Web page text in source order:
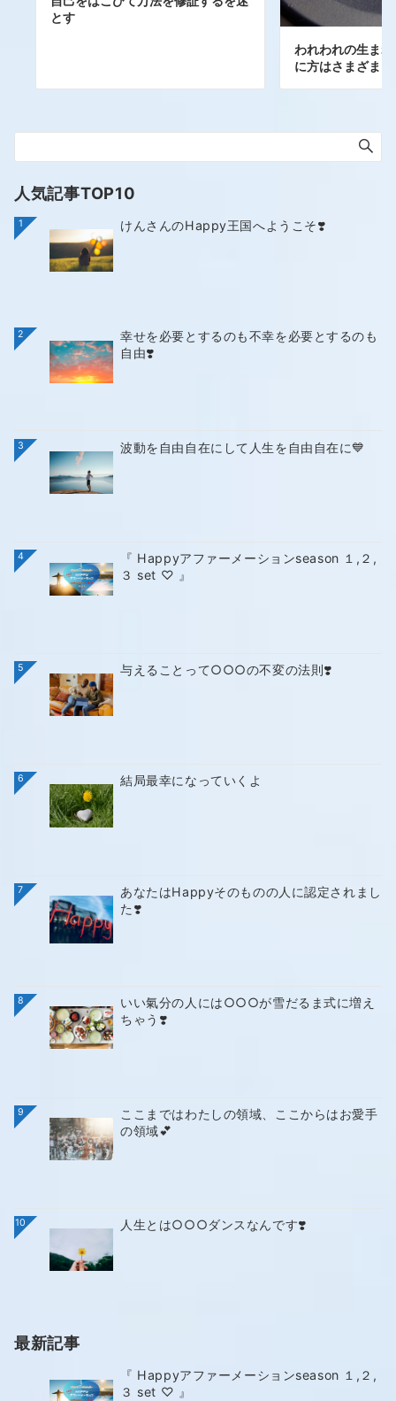
とす
われわれの生ま
に方はさまざま。
人気記事TOP10
1 けんさんのHappy王国へようこそ❣️
2
幸せを必要とするのも不幸を必要とするのも
自由❣️
3 波動を自由自在にして人生を自由自在に💙
4
『 Happyアファーメーションseason １,２,
３ set ♡ 』
5 与えることって○○○の不変の法則❣️
6 結局最幸になっていくよ
7
あなたはHappyそのものの人に認定されまし
た❣️
8
いい氣分の人には○○○が雪だるま式に増え
ちゃう❣️
9
ここまではわたしの領域、ここからはお愛手
の領域💕
10 人生とは○○○ダンスなんです❣️
最新記事
『 Happyアファーメーションseason １,２,
３ set ♡ 』